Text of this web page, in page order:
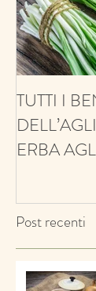
TUTTI I
ERBA
Post recenti